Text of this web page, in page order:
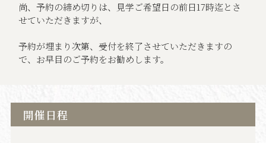
尚、予約の締め切りは、見学ご希望日の前日17時迄とさ
せていただきますが、
予約が埋まり次第、受付を終了させていただきますの
で、お早目のご予約をお勧めします。
開催日程